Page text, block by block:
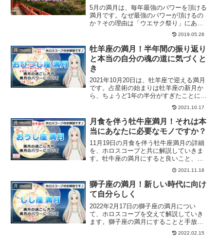
5月の満月は、毎年最強のパワーを頂ける
満月です。なぜ最強のパワーが頂けるの
か？その理由は「ウエサク祭り」にあり
ます。ウエサク祭りとはどんなお祭りな
のか？5月の満月が最強のパワーあふれる
日である理由についてご紹介します。
2019.05.28
月 moon
牡羊座の満月！半年間の振り返り
と本当の自分の魂の道に気づくと
き
2021年10月20日は、牡羊座で迎える満月
です。占星術の始まりは牡羊座の新月か
ら、ちょうど1年の半分がすぎたことに。
牡羊座の満月の詳細と過ごし方とは？
2021.10.17
月 moon
月食を伴う牡牛座満月！それは本
当にあなたに必要なモノですか？
11月19日の月食を伴う牡牛座満月の詳細
を、ホロスコープと共に解説していきま
す。牡牛座の満月にすると良いこと、手
放したいモノは何なのか？ぜひチェック
2021.11.18
月 moon
獅子座の満月！新しい時代に向け
て自分らしく
2022年2月17日の獅子座の満月につい
て、ホロスコープを交えて解説していき
ます。獅子座の満月にすることと手放す
2022.02.15